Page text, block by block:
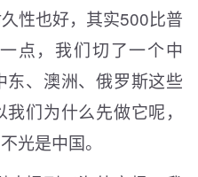
性也好，其实500比普
点，我们切了一个中
、澳洲、俄罗斯这些
们为什么先做它呢，
光是中国。